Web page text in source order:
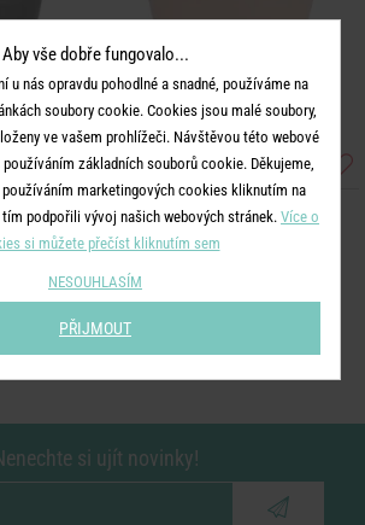
šedá
SPHERE
Kalíšek na vejce - sv. růžová
si ujít novinky!
Aby vše dobře fungovalo...
u nás opravdu pohodlné a snadné, používáme na
soubory cookie. Cookies jsou malé soubory,
ve vašem prohlížeči. Návštěvou této webové
základních souborů cookie. Děkujeme,
marketingových cookies kliknutím na
podpořili vývoj našich webových stránek. Více o
si můžete přečíst kliknutím sem
NESOUHLASÍM
PŘIJMOUT